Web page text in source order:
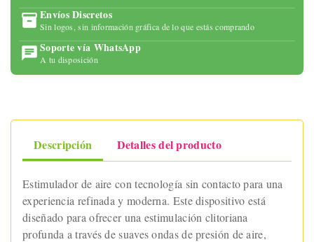
Envíos Discretos
Sin logos, sin información gráfica de lo que estás comprando
Soporte vía WhatsApp
A tu disposición
Descripción Detalles del producto
Estimulador de aire con tecnología sin contacto para una
experiencia refinada y moderna. Este dispositivo está
diseñado para ofrecer una estimulación clitoriana
profunda a través de suaves ondas de presión de aire,